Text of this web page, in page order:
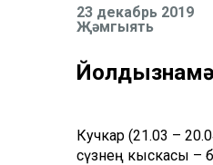
23 декабрь 2019
Җәмгыять
Кучкар (21.03 –
сүзнең кыскасы –